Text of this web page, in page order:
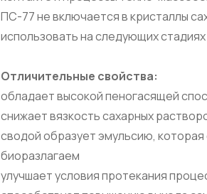
ПС-77 не включается в кристаллы
использовать на следующих
Отличительные свойства:
обладает высокой пеногасящей
снижает вязкость сахарных
сводой образует эмульсию,
биоразлагаем
улучшает условия протекания